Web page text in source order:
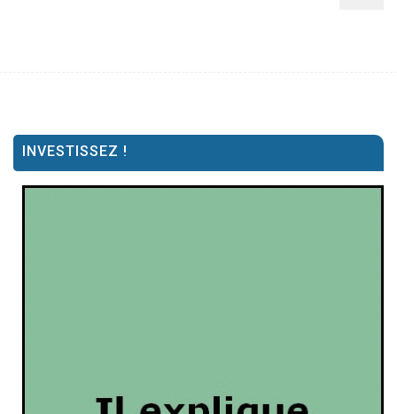
INVESTISSEZ !